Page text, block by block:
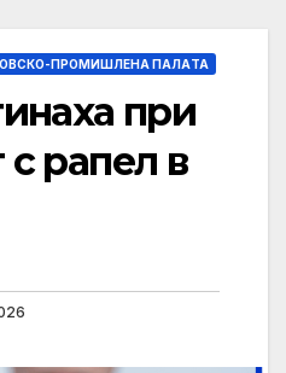
ПРОМИШЛЕНА ПАЛAТА
при
рапел в